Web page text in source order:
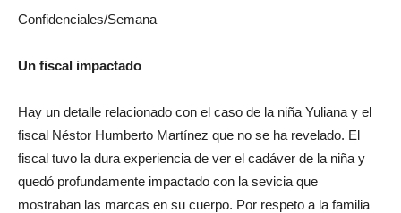
Confidenciales/Semana
Un fiscal impactado
Hay un detalle relacionado con el caso de la niña Yuliana y el
fiscal Néstor Humberto Martínez que no se ha revelado. El
fiscal tuvo la dura experiencia de ver el cadáver de la niña y
quedó profundamente impactado con la sevicia que
mostraban las marcas en su cuerpo. Por respeto a la familia